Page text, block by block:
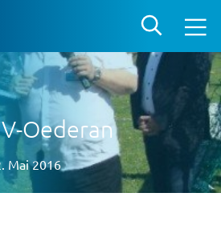
Oederan
Mai 2016